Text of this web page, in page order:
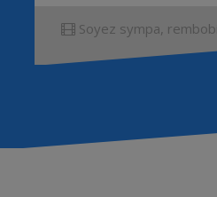
Soyez sympa,